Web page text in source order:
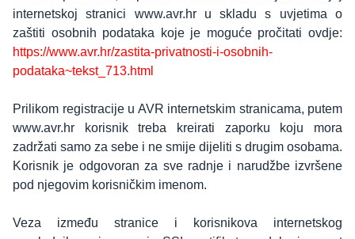
internetskoj stranici www.avr.hr u skladu s uvjetima o
zaštiti osobnih podataka koje je moguće pročitati ovdje:
https://www.avr.hr/zastita-privatnosti-i-osobnih-
podataka~tekst_713.html
Prilikom registracije u AVR internetskim stranicama, putem
www.avr.hr korisnik treba kreirati zaporku koju mora
zadržati samo za sebe i ne smije dijeliti s drugim osobama.
Korisnik je odgovoran za sve radnje i narudžbe izvršene
pod njegovim korisničkim imenom.
Veza između stranice i korisnikova internetskog